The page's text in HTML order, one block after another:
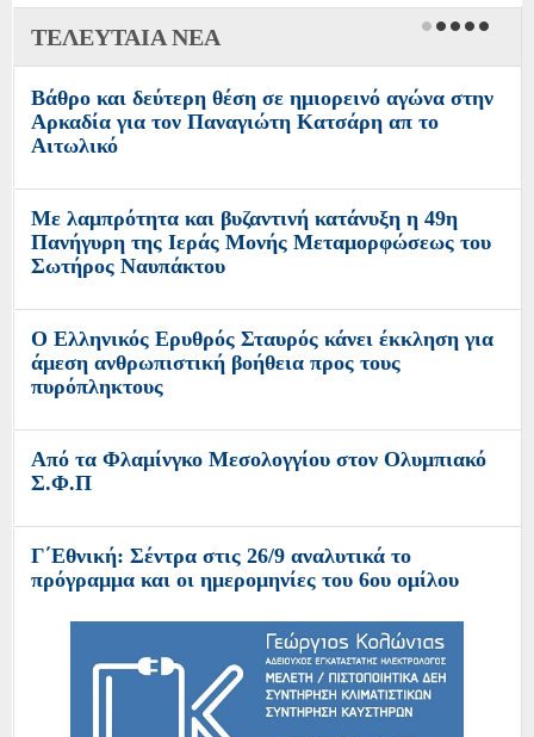
ΤΕΛΕΥΤΑΙΑ ΝΕΑ
Βάθρο και δεύτερη θέση σε ημιορεινό αγώνα στην
Αρκαδία για τον Παναγιώτη Κατσάρη απ το
Αιτωλικό
Με λαμπρότητα και βυζαντινή κατάνυξη η 49η
Πανήγυρη της Ιεράς Μονής Μεταμορφώσεως του
Σωτήρος Ναυπάκτου
Ο Ελληνικός Ερυθρός Σταυρός κάνει έκκληση για
άμεση ανθρωπιστική βοήθεια προς τους
πυρόπληκτους
Από τα Φλαμίνγκο Μεσολογγίου στον Ολυμπιακό
Σ.Φ.Π
Γ΄Εθνική: Σέντρα στις 26/9 αναλυτικά το
πρόγραμμα και οι ημερομηνίες του 6ου ομίλου